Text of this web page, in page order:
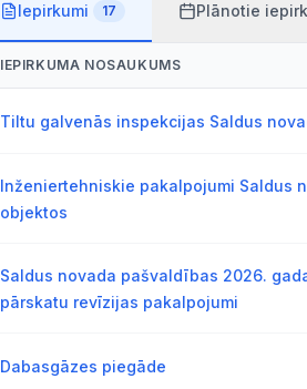
Iepirkumi 17 Plānotie
IEPIRKUMA NOSAUKUMS
Tiltu galvenās inspekcijas Saldus
Inženiertehniskie pakalpojumi Saldus
objektos
Saldus novada pašvaldības 2026.
pārskatu revīzijas pakalpojumi
Dabasgāzes piegāde